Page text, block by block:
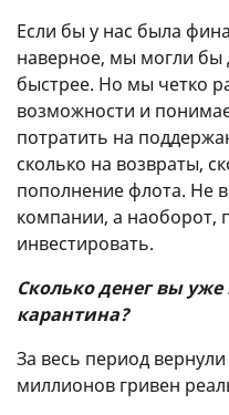
Если бы у нас была
наверное, мы могли бы
быстрее. Но мы четко
возможности и
потратить на
сколько на возвраты,
пополнение флота. Не
компании, а наоборот,
инвестировать.
Сколько денег вы
карантина?
За весь период
миллионов гривен